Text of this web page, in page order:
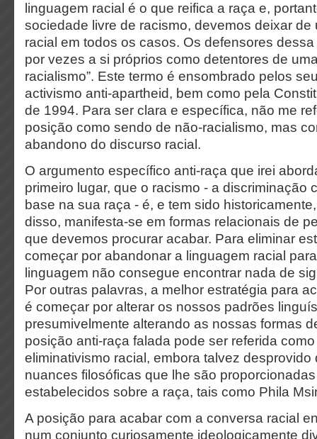
linguagem racial é o que reifica a raça e,
sociedade livre de racismo, devemos deixar de
racial em todos os casos. Os defensores
por vezes a si próprios como detentores de
racialismo”. Este termo é ensombrado pelos
activismo anti-apartheid, bem como pela
de 1994. Para ser clara e específica, não me
posição como sendo de não-racialismo, mas
abandono do discurso racial.
O argumento específico anti-raça que irei
primeiro lugar, que o racismo - a discriminação
base na sua raça - é, e tem sido
disso, manifesta-se em formas relacionais de
que devemos procurar acabar. Para eliminar
começar por abandonar a linguagem racial
linguagem não consegue encontrar nada de
Por outras palavras, a melhor estratégia para
é começar por alterar os nossos padrões
presumivelmente alterando as nossas formas
posição anti-raça falada pode ser referida
eliminativismo racial, embora talvez desprovido
nuances filosóficas que lhe são
estabelecidos sobre a raça, tais como Phila
A posição para acabar com a conversa racial
num conjunto curiosamente ideologicamente